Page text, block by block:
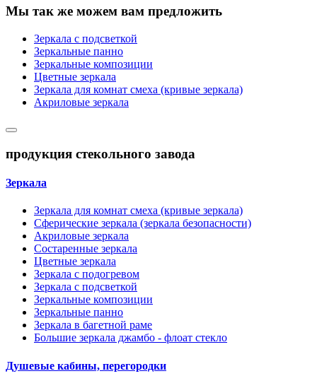
Мы так же можем вам предложить
Зеркала с подсветкой
Зеркальные панно
Зеркальные композиции
Цветные зеркала
Зеркала для комнат смеха (кривые зеркала)
Акриловые зеркала
продукция стекольного завода
Зеркала
Зеркала для комнат смеха (кривые зеркала)
Сферические зеркала (зеркала безопасности)
Акриловые зеркала
Состаренные зеркала
Цветные зеркала
Зеркала с подогревом
Зеркала с подсветкой
Зеркальные композиции
Зеркальные панно
Зеркала в багетной раме
Большие зеркала джамбо - флоат стекло
Душевые кабины, перегородки